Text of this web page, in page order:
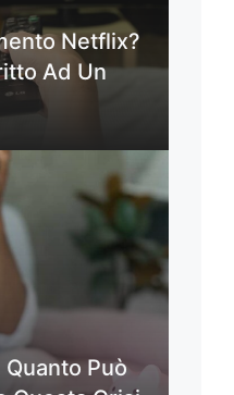
Netflix?
Ad Un
Quanto Può